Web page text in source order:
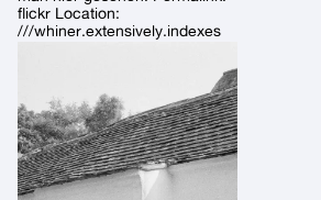
flickr Location:
///whiner.extensively.indexes